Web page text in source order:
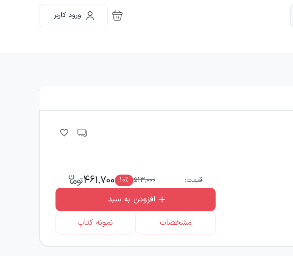
ورود کاربر
قیمت: 513,000
10٪ 461,700
افزودن به سبد
مشخصات
نمونه کتاب